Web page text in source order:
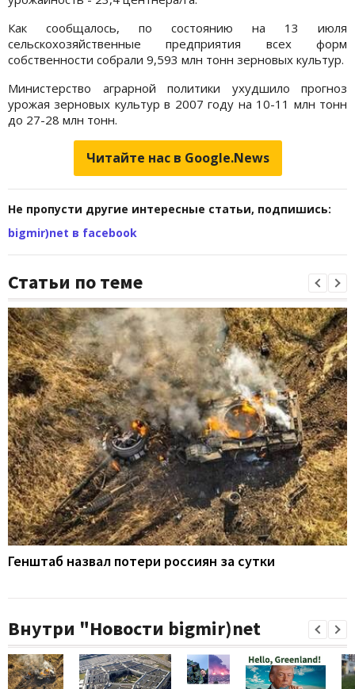
Как сообщалось, по состоянию на 13 июля
сельскохозяйственные предприятия всех форм
собственности собрали 9,593 млн тонн зерновых культур.
Министерство аграрной политики ухудшило прогноз
урожая зерновых культур в 2007 году на 10-11 млн тонн
до 27-28 млн тонн.
Читайте нас в Google.News
Не пропусти другие интересные статьи, подпишись:
bigmir)net в facebook
Статьи по теме
Генштаб назвал потери россиян за сутки
Внутри "Новости bigmir)net